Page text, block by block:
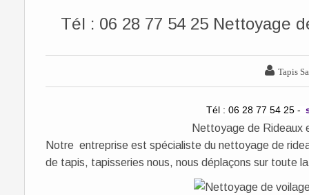
Tél : 06 28 77 54 25 Nettoyage
 Tapis
Tél : 06 28 77 54 25 -
Nettoyage de Rideaux
Notre entreprise est spécialiste du nettoyage de
de tapis, tapisseries nous, nous déplaçons sur toute